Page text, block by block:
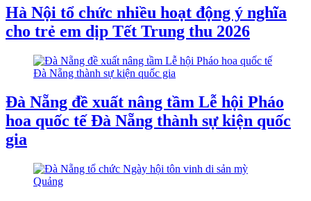
Hà Nội tổ chức nhiều hoạt động ý nghĩa
cho trẻ em dịp Tết Trung thu 2026
Đà Nẵng đề xuất nâng tầm Lễ hội Pháo
hoa quốc tế Đà Nẵng thành sự kiện quốc
gia